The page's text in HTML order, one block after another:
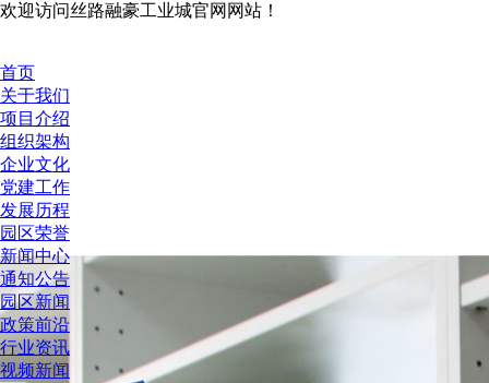
欢迎访问丝路融豪工业城官网网站！
首页
关于我们
项目介绍
组织架构
企业文化
党建工作
发展历程
园区荣誉
新闻中心
通知公告
园区新闻
政策前沿
行业资讯
视频新闻